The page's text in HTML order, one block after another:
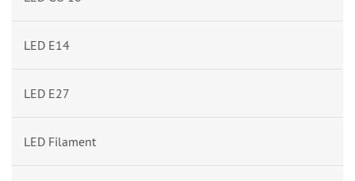
LED E14
LED E27
LED Filament